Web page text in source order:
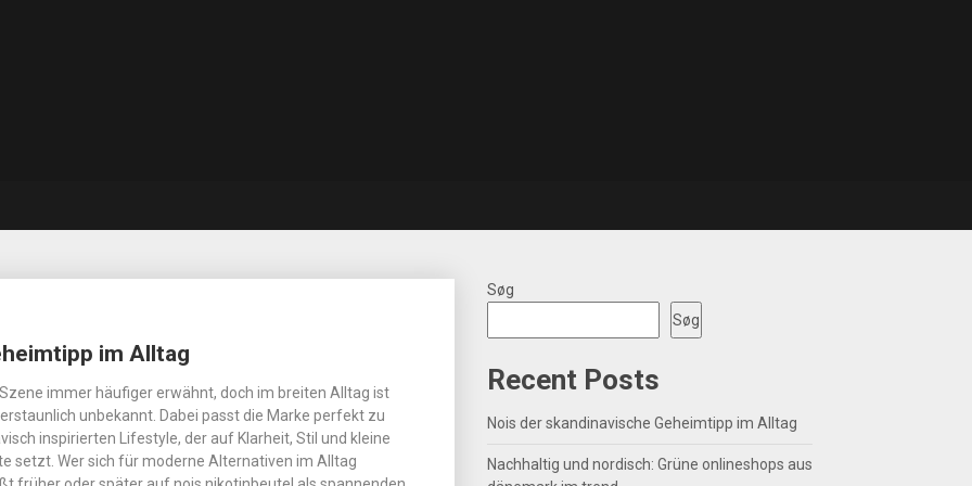
im Alltag
immer häufiger erwähnt, doch im breiten Alltag ist
unbekannt. Dabei passt die Marke perfekt zu
inspirierten Lifestyle, der auf Klarheit, Stil und kleine
setzt. Wer sich für moderne Alternativen im Alltag
Søg
Søg
Recent Posts
Nois der skandinavische Geheimtipp im Alltag
Nachhaltig und nordisch: Grüne onlineshops aus